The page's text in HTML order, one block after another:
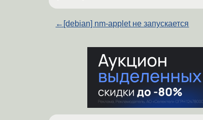
← [debian] nm-applet не запускается